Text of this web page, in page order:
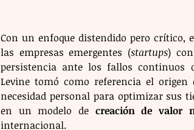
Con un enfoque distendido pero crítico,
las empresas emergentes (startups)
persistencia ante los fallos continuos
Levine tomó como referencia el
necesidad personal para optimizar sus
en un modelo de creación de valor
internacional.